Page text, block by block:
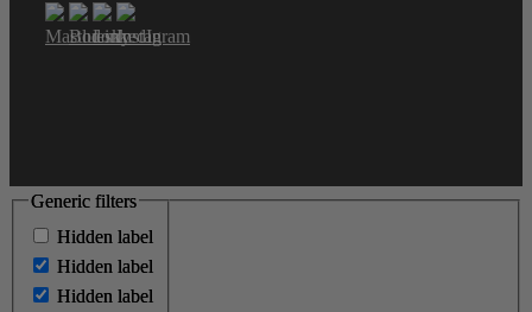
Generic filters
Hidden label
Hidden label
Hidden label
Generic filters
Hidden label
Hidden label
Hidden label